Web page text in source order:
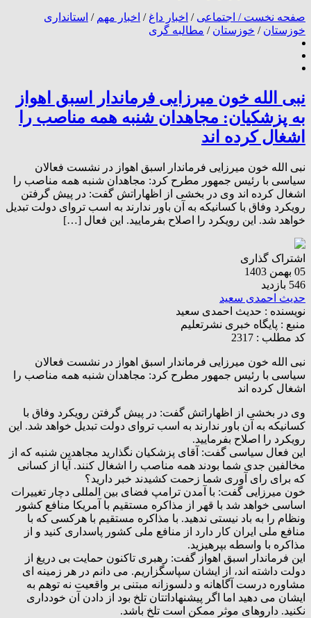
صفحه نخست / اجتماعی / اخبار داغ / اخبار مهم / استانداری
خوزستان / خوزستان / مطالبه گری
نبی الله خون میرزایی فرماندار اسبق اهواز
به پزشکیان: مجاهدان شنبه همه مناصب را
اشغال کرده اند
نبی الله خون میرزایی فرماندار اسبق اهواز در نشست فعالان
سیاسی با رئیس جمهور مطرح کرد: مجاهدان شنبه همه مناصب را
اشغال کرده اند وی در بخشی از اظهاراتش گفت: در پیش گرفتن
رویکرد وفاق با کسانیکه به آن باور ندارند به اسب تروای دولت تبدیل
خواهد شد. این رویکرد را اصلاح بفرمایید. این فعال […]
اشتراک گذاری
05 بهمن 1403
546 بازدید
حدیث احمدی سعید
نویسنده : حدیث احمدی سعید
منبع : پایگاه خبری نشرتعلیم
کد مطلب : 2317
نبی الله خون میرزایی فرماندار اسبق اهواز در نشست فعالان
سیاسی با رئیس جمهور مطرح کرد: مجاهدان شنبه همه مناصب را
اشغال کرده اند
وی در بخشی از اظهاراتش گفت: در پیش گرفتن رویکرد وفاق با
کسانیکه به آن باور ندارند به اسب تروای دولت تبدیل خواهد شد. این
رویکرد را اصلاح بفرمایید.
این فعال سیاسی گفت: آقای پزشکیان نگذارید مجاهدین شنبه که از
مخالفین جدی شما بودند همه مناصب را اشغال کنند. آیا از کسانی
که برای رای آوری شما زحمت کشیدند خبر دارید؟
خون میرزایی گفت: با آمدن ترامپ فضای بین المللی دچار تغییرات
اساسی خواهد شد با قهر از مذاکره مستقیم با آمریکا منافع کشور
ونظام را به باد نیستی ندهید. با مذاکره مستقیم با هرکسی که با
منافع ملی ایران کار دارد از منافع ملی کشور پاسداری کنید و از
مذاکره با واسطه بپرهیزید.
این فرماندار اسبق اهواز گفت: رهبری تاکنون حمایت بی دریغ از
دولت داشته اند، از ایشان سپاسگزاریم. می دانم در هر زمینه ای
مشاوره درست آگاهانه و دلسوزانه مبتنی بر واقعیت نه توهم به
ایشان می دهید اما اگر پیشنهاداتتان تلخ بود از دادن آن خودداری
نکنید. داروهای موثر ممکن است تلخ باشد.